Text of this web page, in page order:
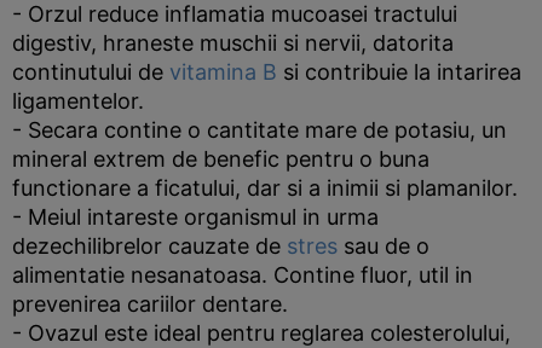
- Orzul reduce inflamatia mucoasei tractului
digestiv, hraneste muschii si nervii, datorita
continutului de vitamina B si contribuie la intarirea
ligamentelor.
- Secara contine o cantitate mare de potasiu, un
mineral extrem de benefic pentru o buna
functionare a ficatului, dar si a inimii si plamanilor.
- Meiul intareste organismul in urma
dezechilibrelor cauzate de stres sau de o
alimentatie nesanatoasa. Contine fluor, util in
prevenirea cariilor dentare.
- Ovazul este ideal pentru reglarea colesterolului,